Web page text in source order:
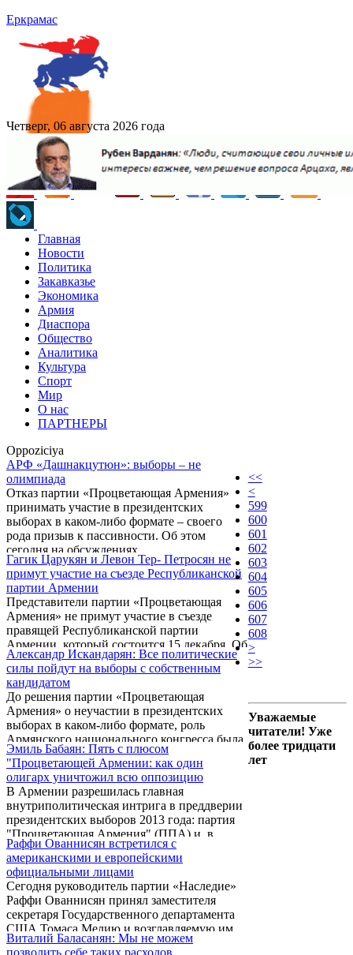
Еркрамас
Четверг, 06 августа 2026 года
Главная
Новости
Политика
Закавказье
Экономика
Армия
Диаспора
Общество
Аналитика
Культура
Спорт
Мир
О нас
ПАРТНЕРЫ
Oppoziciya
АРФ «Дашнакцутюн»: выборы – не
олимпиада
Отказ партии «Процветающая Армения»
принимать участие в президентских
выборах в каком-либо формате – своего
рода призыв к пассивности. Об этом
сегодня на обсуждениях
внутриполитической ситуации заявил
секретарь правления партии «Наследие»
Степан Сафарян.
Гагик Царукян и Левон Тер- Петросян не
примут участие на съезде Республиканской
партии Армении
Представители партии «Процветающая
Армения» не примут участие в съезде
правящей Республиканской партии
Армении, который состоится 15 декабря. Об
этом в беседе с корреспондентом Новости
Армении-NEWS.am сообщил вице- спикер
парламента, пресс-секретарь правящей
Республиканской партии Армении Эдуард
Шармазанов.
Александр Искандарян: Все политические
силы пойдут на выборы с собственным
кандидатом
До решения партии «Процветающая
Армения» о неучастии в президентских
выборах в каком-либо формате, роль
Армянского национального конгресса была
более или менее определена и рациональна.
Об этом сегодня в ходе пресс-конференции
заявил директор Института «Кавказ»
Алексанр Искандарян.
Эмиль Бабаян: Пять с плюсом
"Процветающей Армении: как один
олигарх уничтожил всю оппозицию
В Армении разрешилась главная
внутриполитическая интрига в преддверии
президентских выборов 2013 года: партия
"Процветающая Армения" (ППА) и, в
частности, ее небезызвестный лидер Гагик
Царукян не будут участвовать в борьбе за
должность №1 в стране. Примечательно,
что представители ППА до последнего
всячески уклонялись от ответа на один
простой вопрос: будет ли Царукян
баллотироваться на пост президента? В
конце концов оказалось, что не будет.
Раффи Ованнисян встретился с
американскими и европейскими
официальными лицами
Сегодня руководитель партии «Наследие»
Раффи Ованнисян принял заместителя
секретаря Государственного департамента
США Томаса Мелию и возглавляемую им
делегацию.
Виталий Баласанян: Мы не можем
позволить себе таких расходов
<<
<
599
600
601
602
603
604
605
606
607
608
>
>>
Уважаемые
читатели! Уже
более тридцати
лет